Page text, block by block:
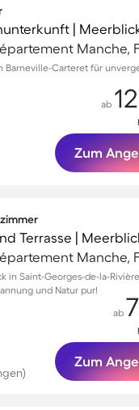
Barneville-Carteret für
ab
Zum
Terrasse |
in Saint-Georges-de-la-
und Natur pur!
ab
Zum